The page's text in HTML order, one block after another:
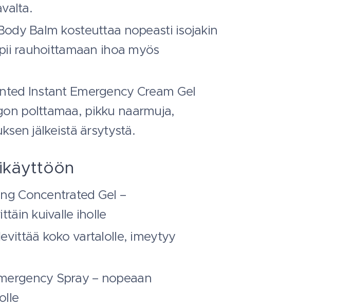
Balm kosteuttaa nopeasti isojakin
rauhoittamaan ihoa myös
Instant Emergency Cream Gel
polttamaa, pikku naarmuja,
jälkeistä ärsytystä.
Concentrated Gel –
kuivalle iholle
koko vartalolle, imeytyy
Spray – nopeaan